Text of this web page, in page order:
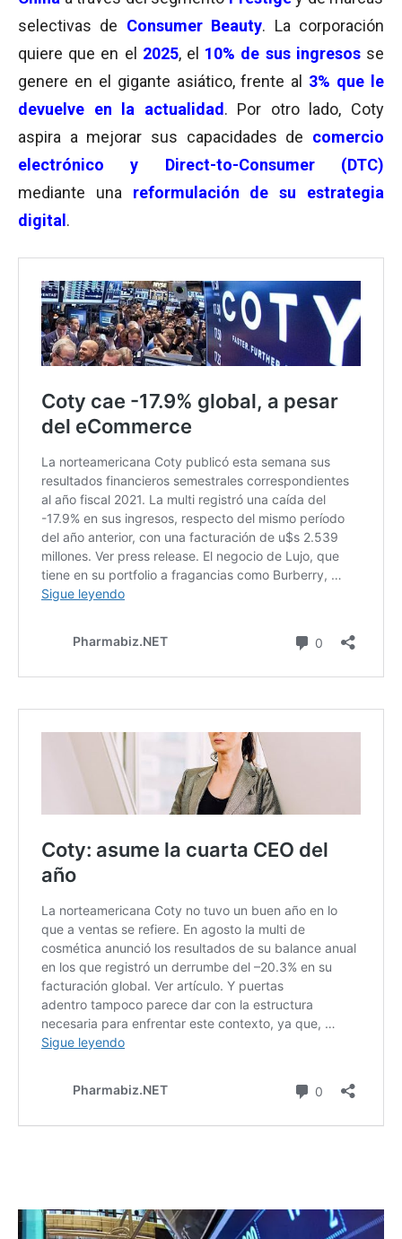
selectivas de Consumer Beauty. La corporación
quiere que en el 2025, el 10% de sus ingresosse
genere en el gigante asiático, frente al 3% que le
devuelve en la actualidad . Por otro lado, Coty
aspira a mejorar sus capacidades de comercio
electrónico y Direct-to-Consumer (DTC)
mediante una reformulación de su estrategia
digital .